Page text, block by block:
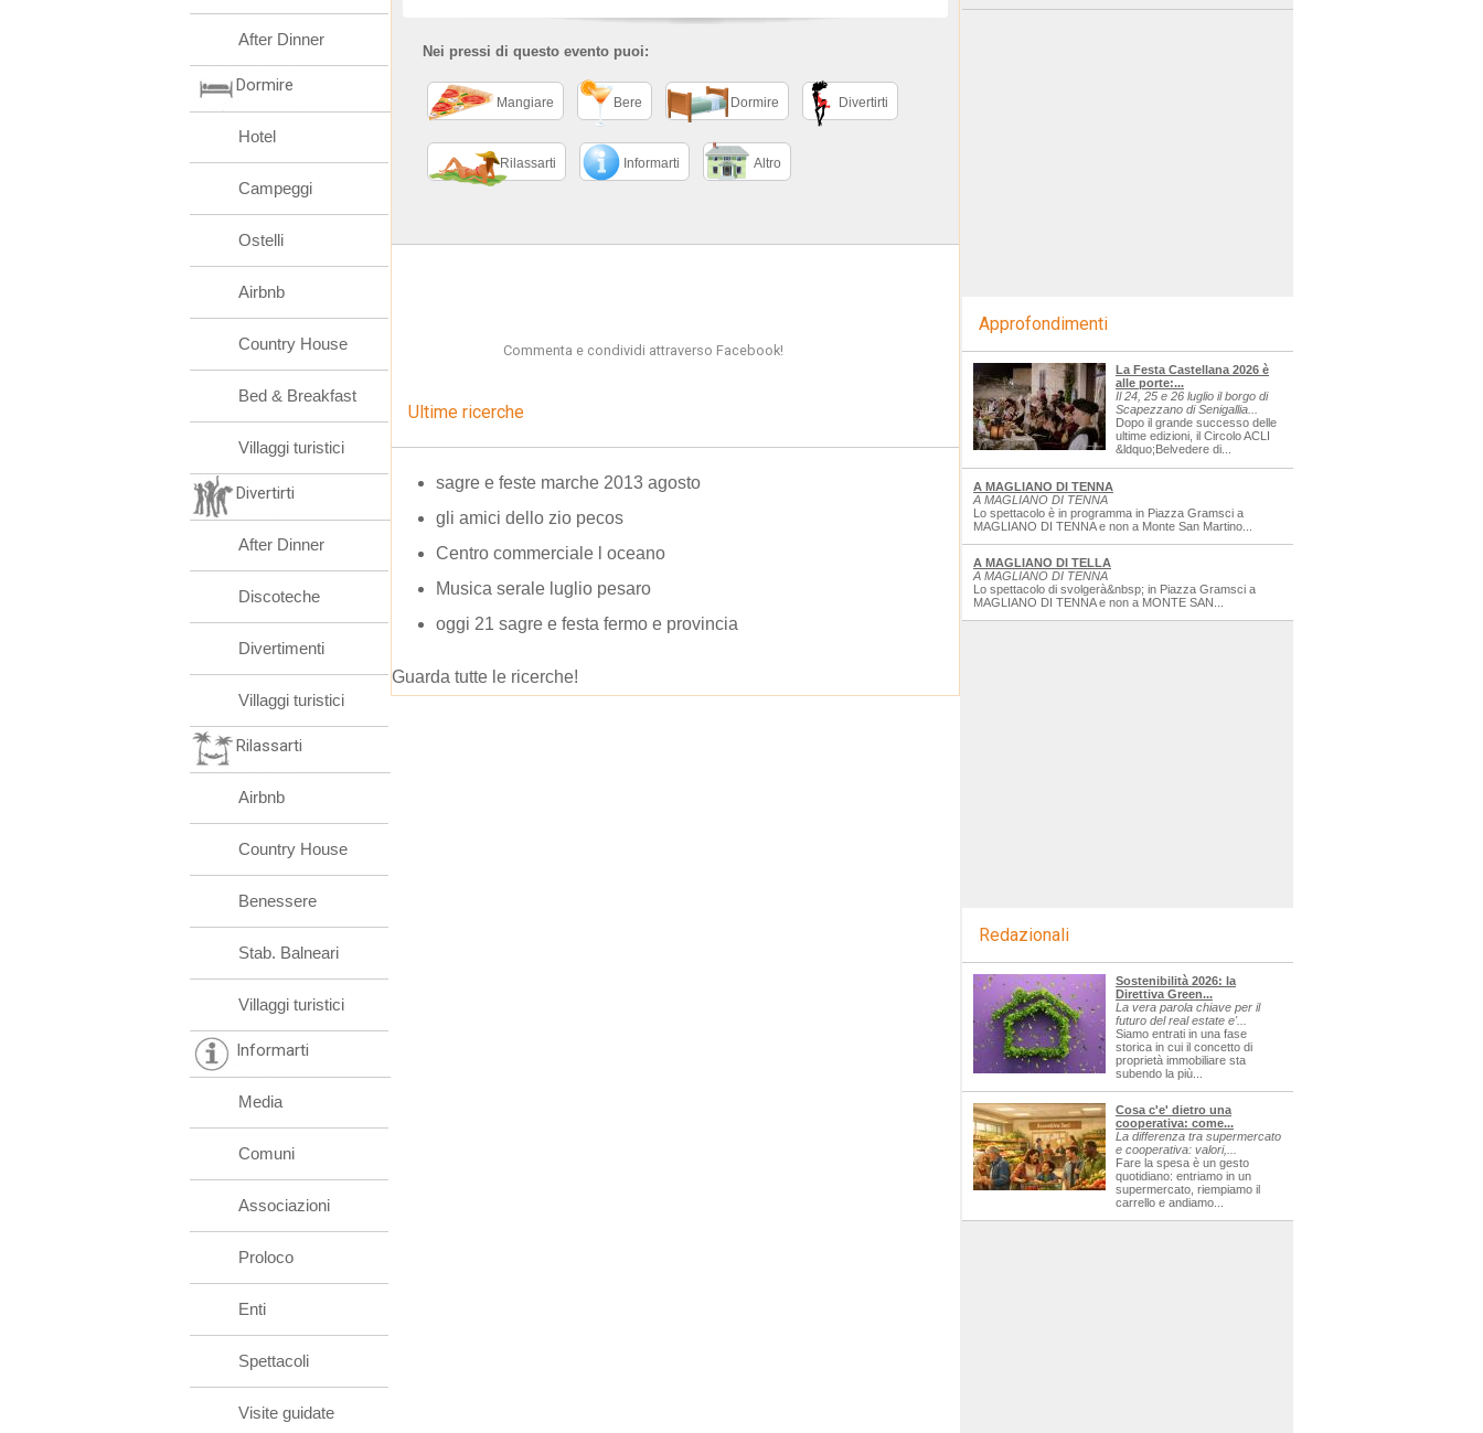
Nei pressi di questo evento puoi:
Mangiare Bere Dormire Divertirti
Rilassarti Informarti Altro
Commenta e condividi attraverso Facebook!
Ultime ricerche
sagre e feste marche 2013 agosto
gli amici dello zio pecos
Centro commerciale l oceano
Musica serale luglio pesaro
oggi 21 sagre e festa fermo e provincia
Guarda tutte le ricerche!
After Dinner
Dormire
Hotel
Campeggi
Ostelli
Airbnb
Country House
Bed & Breakfast
Villaggi turistici
Divertirti
After Dinner
Discoteche
Divertimenti
Villaggi turistici
Rilassarti
Airbnb
Country House
Benessere
Stab. Balneari
Villaggi turistici
Informarti
Media
Comuni
Associazioni
Proloco
Enti
Spettacoli
Visite guidate
Approfondimenti
La Festa Castellana 2026 è
alle porte:...
Il 24, 25 e 26 luglio il borgo di
Scapezzano di Senigallia...
Dopo il grande successo delle
ultime edizioni, il Circolo ACLI
&ldquo;Belvedere di...
A MAGLIANO DI TENNA
A MAGLIANO DI TENNA
Lo spettacolo è in programma in Piazza Gramsci a
MAGLIANO DI TENNA e non a Monte San Martino...
A MAGLIANO DI TELLA
A MAGLIANO DI TENNA
Lo spettacolo di svolgerà&nbsp; in Piazza Gramsci a
MAGLIANO DI TENNA e non a MONTE SAN...
Redazionali
Sostenibilità 2026: la
Direttiva Green...
La vera parola chiave per il
futuro del real estate e'...
Siamo entrati in una fase
storica in cui il concetto di
proprietà immobiliare sta
subendo la più...
Cosa c'e' dietro una
cooperativa: come...
La differenza tra supermercato
e cooperativa: valori,...
Fare la spesa è un gesto
quotidiano: entriamo in un
supermercato, riempiamo il
carrello e andiamo...